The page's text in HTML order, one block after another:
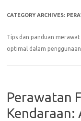
CATEGORY ARCHIVES:
Tips dan panduan
optimal dalam
Perawatan
Kendaraan: